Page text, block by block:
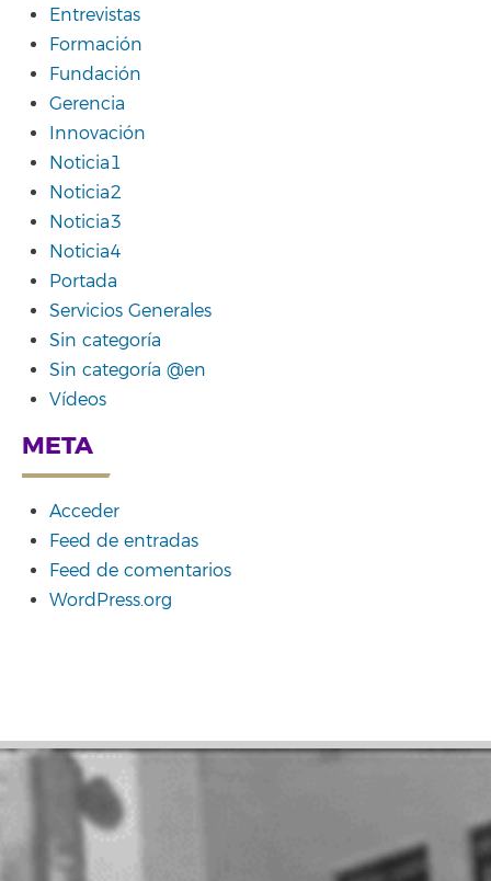
Entrevistas
Formación
Fundación
Gerencia
Innovación
Noticia1
Noticia2
Noticia3
Noticia4
Portada
Servicios Generales
Sin categoría
Sin categoría @en
Vídeos
META
Acceder
Feed de entradas
Feed de comentarios
WordPress.org